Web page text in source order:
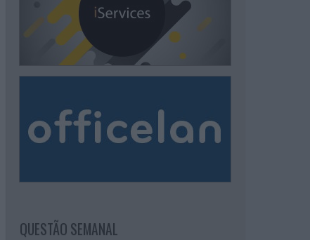
QUESTÃO SEMANAL